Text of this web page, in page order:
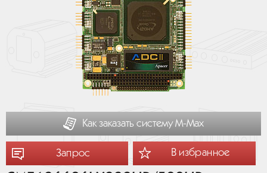
Как заказать систему М-Мах
Запрос В избранное